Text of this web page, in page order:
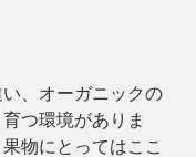
、オーガニックの
つ環境がありま
物にとってはここ